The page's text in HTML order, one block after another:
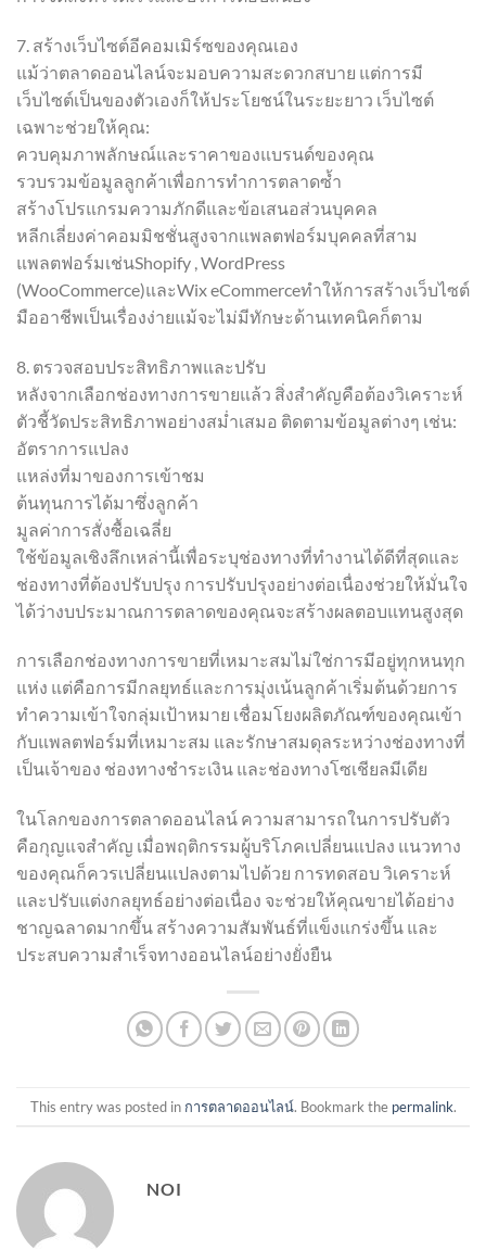
7. สร้างเว็บไซต์อีคอมเมิร์ซของคุณเอง
แม้ว่าตลาดออนไลน์จะมอบความสะดวกสบาย แต่การมี
เว็บไซต์เป็นของตัวเองก็ให้ประโยชน์ในระยะยาว เว็บไซต์
เฉพาะช่วยให้คุณ:
ควบคุมภาพลักษณ์และราคาของแบรนด์ของคุณ
รวบรวมข้อมูลลูกค้าเพื่อการทำการตลาดซ้ำ
สร้างโปรแกรมความภักดีและข้อเสนอส่วนบุคคล
หลีกเลี่ยงค่าคอมมิชชั่นสูงจากแพลตฟอร์มบุคคลที่สาม
แพลตฟอร์มเช่นShopify , WordPress
(WooCommerce)และWix eCommerceทำให้การสร้างเว็บไซต์
มืออาชีพเป็นเรื่องง่ายแม้จะไม่มีทักษะด้านเทคนิคก็ตาม
8. ตรวจสอบประสิทธิภาพและปรับ
หลังจากเลือกช่องทางการขายแล้ว สิ่งสำคัญคือต้องวิเคราะห์
ตัวชี้วัดประสิทธิภาพอย่างสม่ำเสมอ ติดตามข้อมูลต่างๆ เช่น:
อัตราการแปลง
แหล่งที่มาของการเข้าชม
ต้นทุนการได้มาซึ่งลูกค้า
มูลค่าการสั่งซื้อเฉลี่ย
ใช้ข้อมูลเชิงลึกเหล่านี้เพื่อระบุช่องทางที่ทำงานได้ดีที่สุดและ
ช่องทางที่ต้องปรับปรุง การปรับปรุงอย่างต่อเนื่องช่วยให้มั่นใจ
ได้ว่างบประมาณการตลาดของคุณจะสร้างผลตอบแทนสูงสุด
การเลือกช่องทางการขายที่เหมาะสมไม่ใช่การมีอยู่ทุกหนทุก
แห่ง แต่คือการมีกลยุทธ์และการมุ่งเน้นลูกค้าเริ่มต้นด้วยการ
ทำความเข้าใจกลุ่มเป้าหมาย เชื่อมโยงผลิตภัณฑ์ของคุณเข้า
กับแพลตฟอร์มที่เหมาะสม และรักษาสมดุลระหว่างช่องทางที่
เป็นเจ้าของ ช่องทางชำระเงิน และช่องทางโซเชียลมีเดีย
ในโลกของการตลาดออนไลน์ ความสามารถในการปรับตัว
คือกุญแจสำคัญ เมื่อพฤติกรรมผู้บริโภคเปลี่ยนแปลง แนวทาง
ของคุณก็ควรเปลี่ยนแปลงตามไปด้วย การทดสอบ วิเคราะห์
และปรับแต่งกลยุทธ์อย่างต่อเนื่อง จะช่วยให้คุณขายได้อย่าง
ชาญฉลาดมากขึ้น สร้างความสัมพันธ์ที่แข็งแกร่งขึ้น และ
ประสบความสำเร็จทางออนไลน์อย่างยั่งยืน
This entry was posted in การตลาดออนไลน์. Bookmark the permalink.
NOI